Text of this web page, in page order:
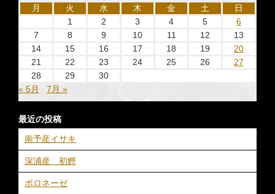
月
火 水 木 金 土
日
1
2 3 4 5
6
7
8 9 10 11 12
13
14
15 16 17 18 19
20
21
22 23 24 25 26
27
28
29
30
« 5月
7月 »
最近の投稿
南予産イサキ
深浦産 初鰹
ボロネーゼ